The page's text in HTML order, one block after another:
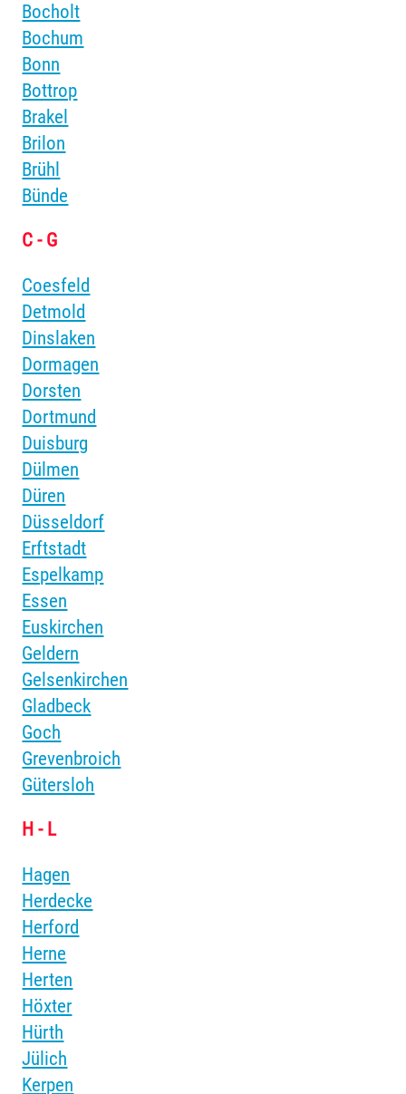
Bocholt
Bochum
Bonn
Bottrop
Brakel
Brilon
Brühl
Bünde
C - G
Coesfeld
Detmold
Dinslaken
Dormagen
Dorsten
Dortmund
Duisburg
Dülmen
Düren
Düsseldorf
Erftstadt
Espelkamp
Essen
Euskirchen
Geldern
Gelsenkirchen
Gladbeck
Goch
Grevenbroich
Gütersloh
H - L
Hagen
Herdecke
Herford
Herne
Herten
Höxter
Hürth
Jülich
Kerpen